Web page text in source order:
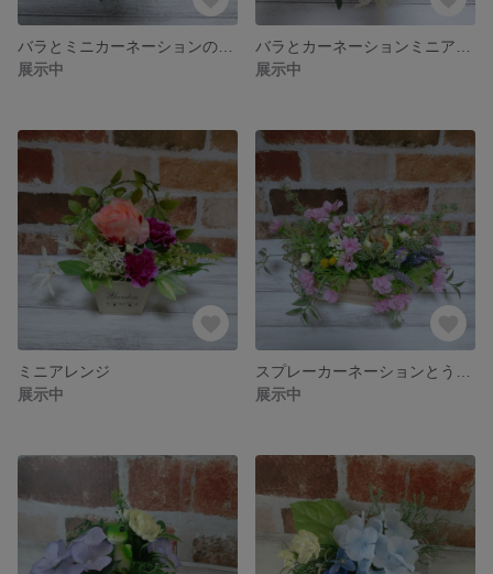
展示中
展示中
ミニアレンジ
展示中
展示中